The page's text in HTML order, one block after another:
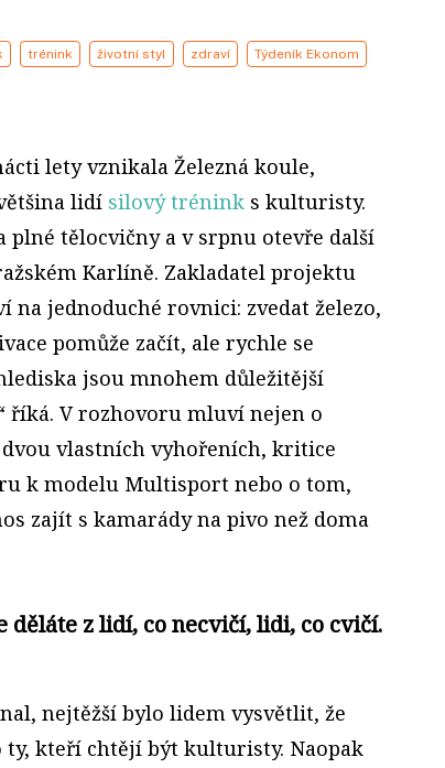
trénink životní styl zdraví Týdeník Ekonom
lety vznikala Železná koule,
lidí silový trénink s kulturisty.
plné tělocvičny a v srpnu otevře další
Karlíně. Zakladatel projektu
na jednoduché rovnici: zvedat železo,
pomůže začít, ale rychle se
jsou mnohem důležitější
říká. V rozhovoru mluví nejen o
vlastních vyhořeních, kritice
k modelu Multisport nebo o tom,
zajít s kamarády na pivo než doma
děláte z lidí, co necvičí, lidi, co cvičí.
nejtěžší bylo lidem vysvětlit, že
kteří chtějí být kulturisty. Naopak